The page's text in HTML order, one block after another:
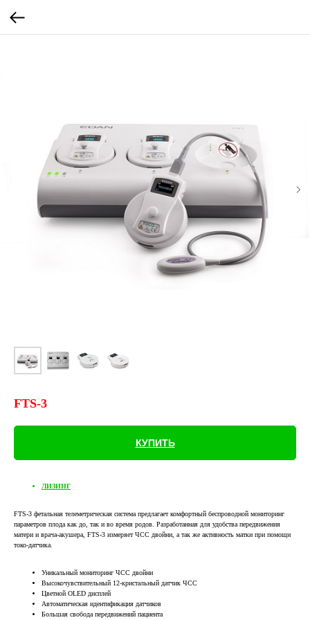
FTS-3
КУПИТЬ
ЛИЗИНГ
FTS-3 фетальная телеметрическая система предлагает комфортный беспроводной мониторинг
параметров плода как до, так и во время родов. Разработанная для удобства передвижения
матери и врача-акушера, FTS-3 измеряет ЧСС двойни, а так же активность матки при помощи
токо-датчика.
Уникальный мониторинг ЧСС двойни
Высокочувствительный 12-кристальный датчик ЧСС
Цветной OLED дисплей
Автоматическая идентификация датчиков
Большая свобода передвижений пациента